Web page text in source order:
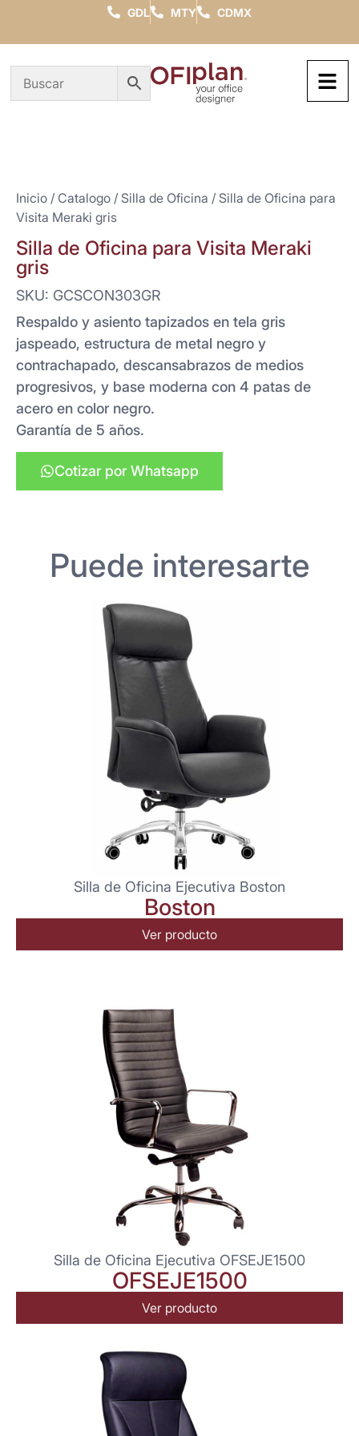
GDL MTY CDMX
Inicio / Catalogo / Silla de Oficina / Silla de Oficina para
Visita Meraki gris
Silla de Oficina para Visita Meraki
gris
SKU: GCSCON303GR
Respaldo y asiento tapizados en tela gris
jaspeado, estructura de metal negro y
contrachapado, descansabrazos de medios
progresivos, y base moderna con 4 patas de
acero en color negro.
Garantía de 5 años.
Cotizar por Whatsapp
Puede interesarte
Silla de Oficina Ejecutiva Boston
Boston
Ver producto
Silla de Oficina Ejecutiva OFSEJE1500
OFSEJE1500
Ver producto